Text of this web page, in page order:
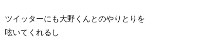
ツイッターにも大野くんとのやりとりを
呟いてくれるし